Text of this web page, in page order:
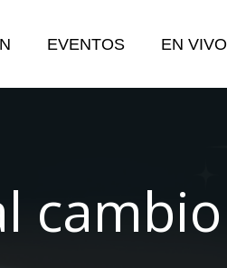
EVENTOS EN VIVO
cambio